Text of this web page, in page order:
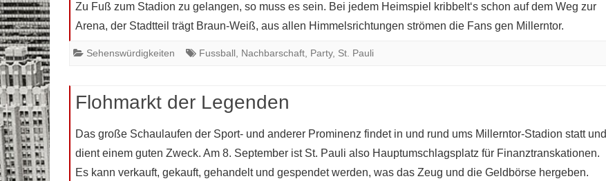
Zu Fuß zum Stadion zu gelangen, so muss es sein. Bei jedem Heimspiel kribbelt‘s schon auf dem Weg zur
Arena, der Stadtteil trägt Braun-Weiß, aus allen Himmelsrichtungen strömen die Fans gen Millerntor.
Sehenswürdigkeiten Fussball Nachbarschaft Party, St. Pauli
Flohmarkt der Legenden
Das große Schaulaufen der Sport- und anderer Prominenz findet in und rund ums Millerntor-Stadion statt und
dient einem guten Zweck. Am 8. September ist St. Pauli also Hauptumschlagsplatz für Finanztranskationen.
Es kann verkauft, gekauft, gehandelt und gespendet werden, was das Zeug und die Geldbörse hergeben.